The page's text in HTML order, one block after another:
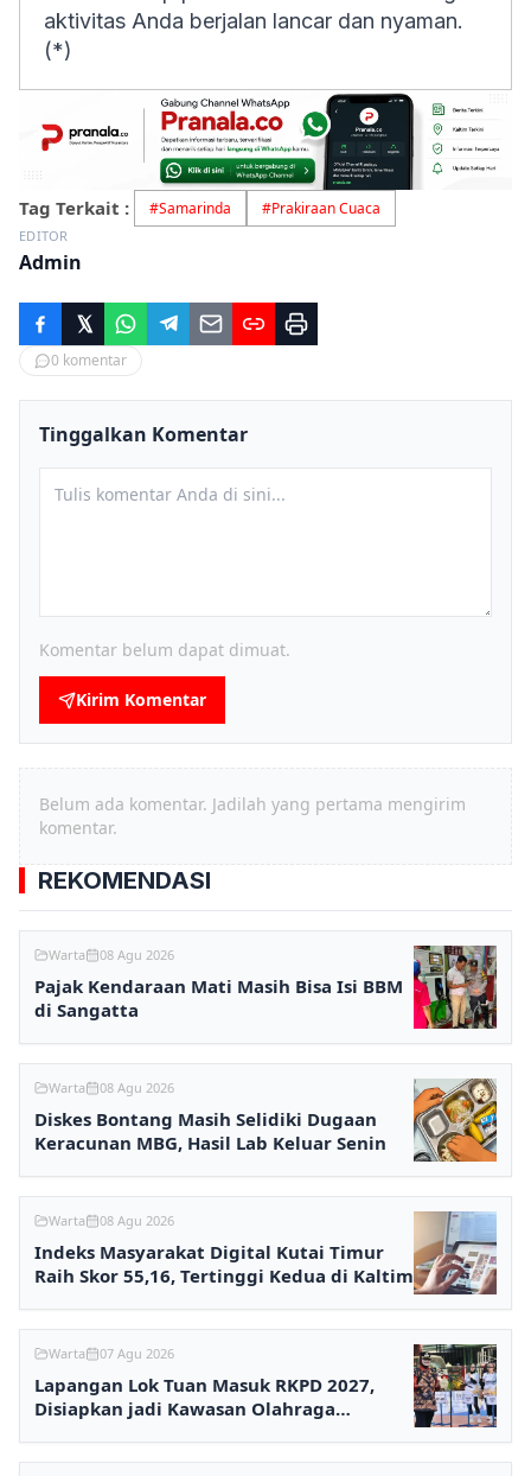
aktivitas Anda berjalan lancar dan nyaman.
(*)
Tag Terkait : #Samarinda #Prakiraan Cuaca
EDITOR
Admin
0 komentar
Tinggalkan Komentar
Komentar belum dapat dimuat.
Kirim Komentar
Belum ada komentar. Jadilah yang pertama mengirim
komentar.
REKOMENDASI
Warta 08 Agu 2026
Pajak Kendaraan Mati Masih Bisa Isi BBM
di Sangatta
Warta 08 Agu 2026
Diskes Bontang Masih Selidiki Dugaan
Keracunan MBG, Hasil Lab Keluar Senin
Warta 08 Agu 2026
Indeks Masyarakat Digital Kutai Timur
Raih Skor 55,16, Tertinggi Kedua di Kaltim
Warta 07 Agu 2026
Lapangan Lok Tuan Masuk RKPD 2027,
Disiapkan jadi Kawasan Olahraga